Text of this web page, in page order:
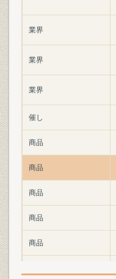
業界
業界
業界
催し
商品
商品
商品
商品
商品